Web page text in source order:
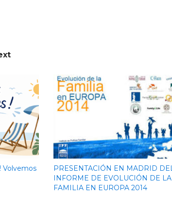
Volvemos
PRESENTACIÓN EN MADRID DEL
INFORME DE EVOLUCIÓN DE LA
FAMILIA EN EUROPA 2014